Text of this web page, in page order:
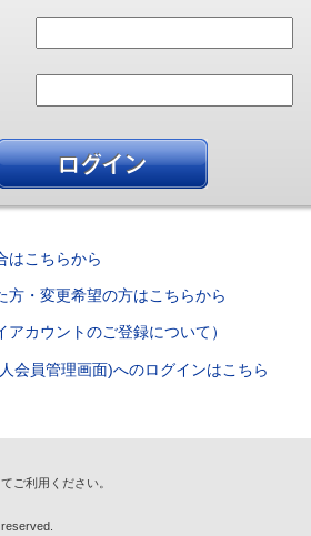
はこちらから
方・変更希望の方はこちらから
アカウントのご登録について）
会員管理画面)へのログインはこちら
ご利用ください。